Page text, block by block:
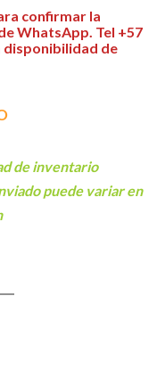
confirmar la
WhatsApp. Tel +57
disponibilidad de
de inventario
puede variar en